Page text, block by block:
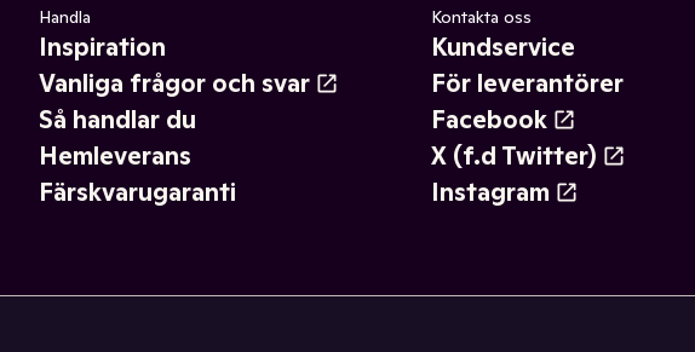
Handla
Inspiration
Vanliga frågor och svar
Så handlar du
Hemleverans
Färskvarugaranti
Kontakta oss
Kundservice
För leverantörer
Facebook
X (f.d Twitter)
Instagram